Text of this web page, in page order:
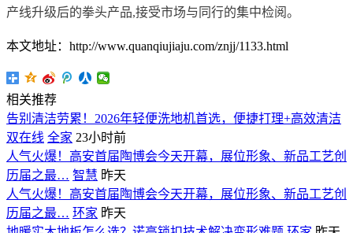
产线升级后的拳头产品,接受市场与同行的集中检阅。
本文地址：http://www.quanqiujiaju.com/znjj/1133.html
相关推荐
告别清洁劳累！2026年轻便洗地机首选，便捷打理+高效清洁
双在线 全家 23小时前
人气火爆！高安首届陶博会今天开幕，展位形象、新品工艺创
历届之最… 智慧 昨天
人气火爆！高安首届陶博会今天开幕，展位形象、新品工艺创
历届之最… 环家 昨天